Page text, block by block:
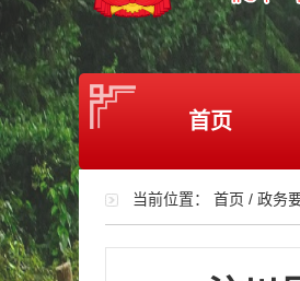
首页
当前位置： 首页 / 政务